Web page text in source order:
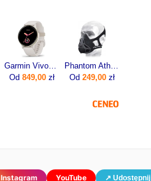
Garmin Vivoactive 5 Ivory (010-02862-11)
Od 849,00zł
Phantom Athletics Maska Treningowa Wydolnościowa Fitness L
Od 249,00zł
Instagram YouTube ↗ Udostępnij